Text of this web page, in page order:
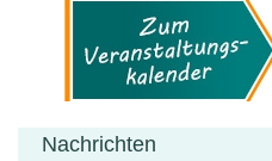
Nachrichten